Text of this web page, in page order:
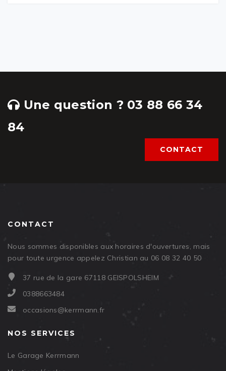
Une question ? 03 88 66 34
84
CONTACT
CONTACT
Nous sommes disponibles aux horaires d'ouvertures, mais
pour toute urgence appelez Christian au 06 08 32 40 50
37 rue de la gare 67118 GEISPOLSHEIM
0388663484
occasions@kerrmann.fr
NOS SERVICES
Le Garage Kerrmann